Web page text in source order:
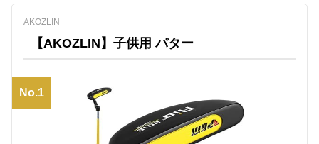
AKOZLIN
【AKOZLIN】子供用 パター
No.1